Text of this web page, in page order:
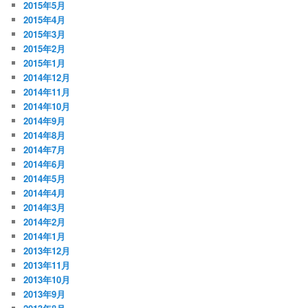
2015年5月
2015年4月
2015年3月
2015年2月
2015年1月
2014年12月
2014年11月
2014年10月
2014年9月
2014年8月
2014年7月
2014年6月
2014年5月
2014年4月
2014年3月
2014年2月
2014年1月
2013年12月
2013年11月
2013年10月
2013年9月